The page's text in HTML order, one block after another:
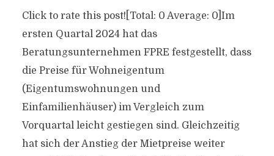
Click to rate this post![Total: 0 Average: 0]Im
ersten Quartal 2024 hat das
Beratungsunternehmen FPRE festgestellt, dass
die Preise für Wohneigentum
(Eigentumswohnungen und
Einfamilienhäuser) im Vergleich zum
Vorquartal leicht gestiegen sind. Gleichzeitig
hat sich der Anstieg der Mietpreise weiter